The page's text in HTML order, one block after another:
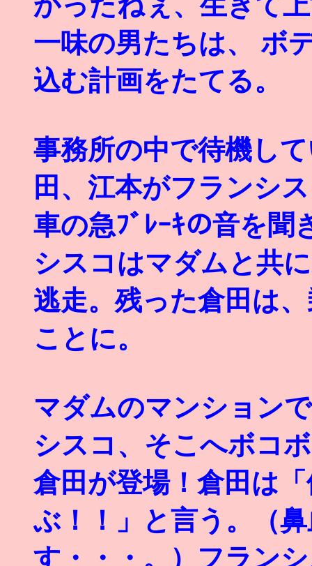
一味の男たちは、 ボ
込む計画をたてる。
事務所の中で待機し
田、江本がフランシ
車の急ﾌﾞﾚｰｷの音を聞
シスコはマダムと共
逃走。残った倉田は
ことに。
マダムのマンション
シスコ、そこへボコ
倉田が登場！倉田は
ぶ！！」と言う。（
す・・・。）フラン